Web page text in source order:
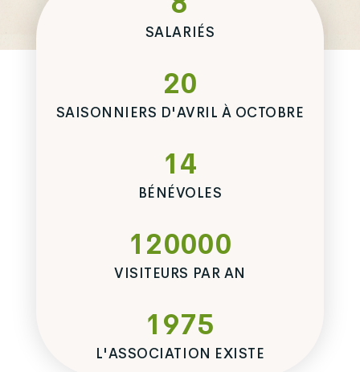
SALARIÉS
20
SAISONNIERS D'AVRIL À OCTOBRE
14
BÉNÉVOLES
120000
VISITEURS PAR AN
1975
L'ASSOCIATION EXISTE